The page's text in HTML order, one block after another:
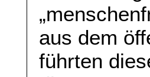
aus dem
führten